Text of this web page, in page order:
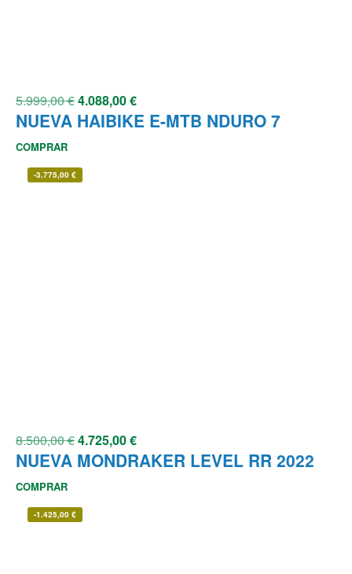
5.999,00€4.088,00€
NUEVA HAIBIKE E-MTB NDURO 7
COMPRAR
-3.775,00 €
8.500,00€4.725,00€
NUEVA MONDRAKER LEVEL RR 2022
COMPRAR
-1.425,00 €